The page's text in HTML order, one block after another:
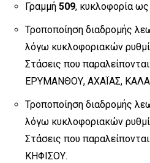
Γραμμή 509, κυκλοφορία
Τροποποίηση διαδρομής
λόγω κυκλοφοριακών
Στάσεις που
ΕΡΥΜΑΝΘΟΥ, ΑΧΑΪΑΣ,
Τροποποίηση διαδρομής
λόγω κυκλοφοριακών
Στάσεις που
ΚΗΦΙΣΟΥ.